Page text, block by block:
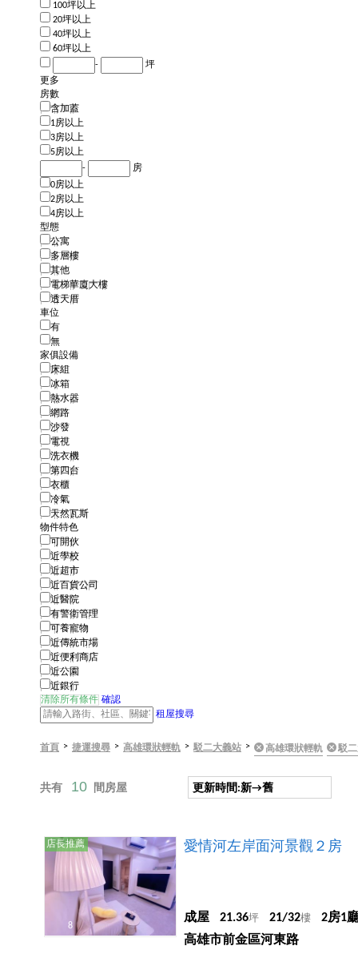
100坪以上
20坪以上
40坪以上
60坪以上
-
坪
更多
房數
含加蓋
1房以上
3房以上
5房以上
-
房
0房以上
2房以上
4房以上
型態
公寓
多層樓
其他
電梯華廈大樓
透天厝
車位
有
無
家俱設備
床組
冰箱
熱水器
網路
沙發
電視
洗衣機
第四台
衣櫃
冷氣
天然瓦斯
物件特色
可開伙
近學校
近超市
近百貨公司
近醫院
有警衛管理
可養寵物
近傳統市場
近便利商店
近公園
近銀行
清除所有條件 確認
租屋搜尋
首頁 > 捷運搜尋 > 高雄環狀輕軌 > 駁二大義站 > 高雄環狀輕軌 駁
共有 10 間房屋 更新時間:新→舊
店長推薦
8
愛情河左岸面河景觀２房
成屋 21.36坪 21/32樓
2房1
高雄市前金區河東路